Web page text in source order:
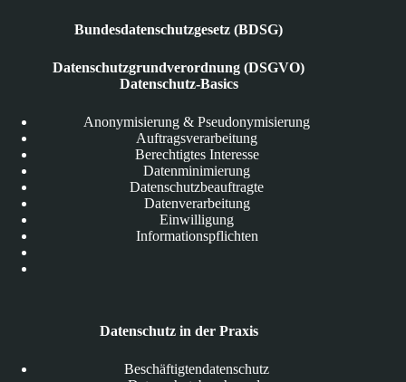
Bundesdatenschutzgesetz (BDSG)
Datenschutzgrundverordnung (DSGVO)
Datenschutz-Basics
Anonymisierung & Pseudonymisierung
Auftragsverarbeitung
Berechtigtes Interesse
Datenminimierung
Datenschutzbeauftragte
Datenverarbeitung
Einwilligung
Informationspflichten
Datenschutz in der Praxis
Beschäftigtendatenschutz